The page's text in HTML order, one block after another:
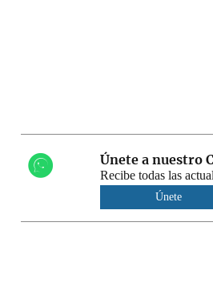
Únete a nuestro
Recibe todas las
Únete